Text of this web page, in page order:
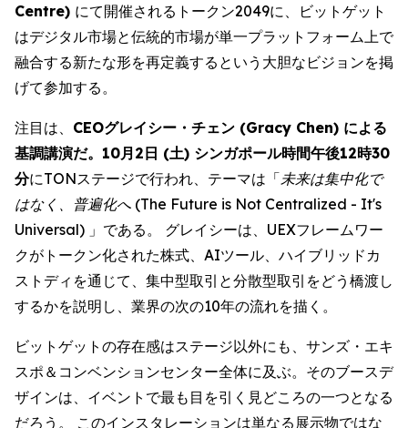
Centre) にて開催されるトークン2049に、ビットゲット
はデジタル市場と伝統的市場が単一プラットフォーム上で
融合する新たな形を再定義するという大胆なビジョンを掲
げて参加する。
注目は、 CEOグレイシー・チェン (Gracy Chen) による
基調講演だ。10月2日 (土) シンガポール時間午後12時30
分にTONステージで行われ、テーマは「未来は集中化で
はなく、普遍化へ (The Future is Not Centralized - It's
Universal) 」である。 グレイシーは、UEXフレームワー
クがトークン化された株式、AIツール、ハイブリッドカ
ストディを通じて、集中型取引と分散型取引をどう橋渡し
するかを説明し、業界の次の10年の流れを描く。
ビットゲットの存在感はステージ以外にも、サンズ・エキ
スポ＆コンベンションセンター全体に及ぶ。そのブースデ
ザインは、イベントで最も目を引く見どころの一つとなる
だろう。 このインスタレーションは単なる展示物ではな